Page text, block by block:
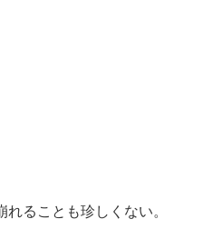
ることも珍しくない。